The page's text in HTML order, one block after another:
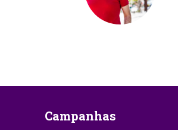
Campanhas